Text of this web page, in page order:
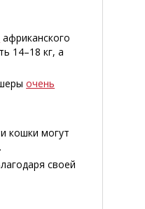
африканского
14–18 кг, а
очень
кошки могут
своей